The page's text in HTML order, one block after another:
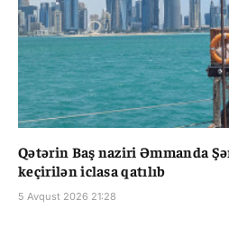
Qətərin Baş naziri Əmmanda
keçirilən iclasa qatılıb
5 Avqust 2026 21:28